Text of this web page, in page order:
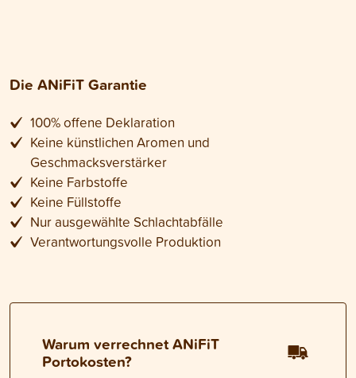
Die ANiFiT Garantie
100% offene Deklaration
Keine künstlichen Aromen und
Geschmacksverstärker
Keine Farbstoffe
Keine Füllstoffe
Nur ausgewählte Schlachtabfälle
Verantwortungsvolle Produktion
Warum verrechnet ANiFiT
Portokosten?